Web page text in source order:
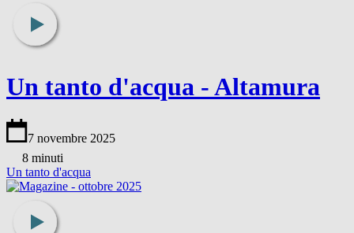
Un tanto d'acqua - Altamura
7 novembre 2025
8 minuti
Un tanto d'acqua